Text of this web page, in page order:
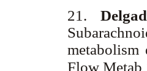
21.
metabolism
Flow Metab